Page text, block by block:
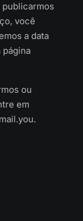
publicarmos
você
a data
página
ou
em
.